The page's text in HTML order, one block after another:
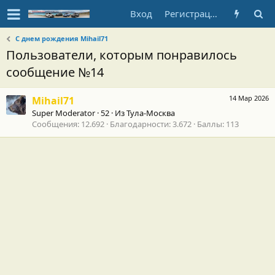
Вход Регистрация
С днем рождения Mihail71
Пользователи, которым понравилось
сообщение №14
14 Мар 2026
Mihail71
Super Moderator ·52 · ИзТула-Москва
Сообщения 12.692 Благодарности 3.672 Баллы 113